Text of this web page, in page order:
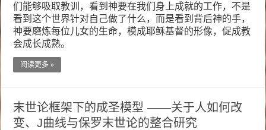
们能够吸取教训，看到神要在我们身上成就的工作，不是
看到这个世界针对自己做了什么，而是看到背后神的手，
神要磨炼每位儿女的生命，模成耶稣基督的形像，促成教
会成长成熟。
阅读更多 »
末世论框架下的成圣模型 ——关于人如何改
变、J曲线与保罗末世论的整合研究